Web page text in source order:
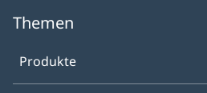
Themen
Produkte